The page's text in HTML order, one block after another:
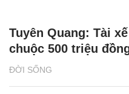
ĐỜI SỐNG
Tuyên Quang: Tài
chuộc 500 triệu